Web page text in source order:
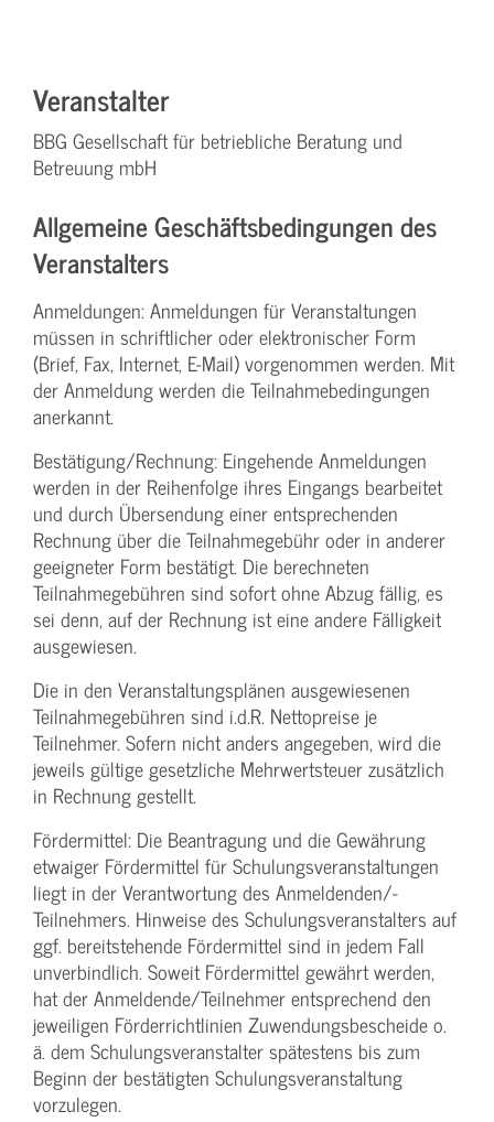
Veranstalter
BBG Gesellschaft für betriebliche Beratung und
Betreuung mbH
Allgemeine Geschäftsbedingungen des
Veranstalters
Anmeldungen: Anmeldungen für Veranstaltungen
müssen in schriftlicher oder elektronischer Form
(Brief, Fax, Internet, E-Mail) vorgenommen werden. Mit
der Anmeldung werden die Teilnahme­bedingungen
anerkannt.
Bestätigung­/Rechnung: Eingehende Anmeldungen
werden in der Reihenfolge ihres Eingangs bearbeitet
und durch Übersendung einer entsprechenden
Rechnung über die Teilnahmegebühr oder in anderer
geeigneter Form bestätigt. Die berechneten
Teilnahmegebühren sind sofort ohne Abzug fällig, es
sei denn, auf der Rechnung ist eine andere Fälligkeit
ausgewiesen.
Die in den Veranstaltungsplänen ausgewiesenen
Teilnahmegebühren sind i.d.R. Nettopreise je
Teilnehmer. Sofern nicht anders angegeben, wird die
jeweils gültige gesetzliche Mehrwertsteuer zusätzlich
in Rechnung gestellt.
Fördermittel: Die Beantragung und die Gewährung
etwaiger Fördermittel für Schulungs­veranstaltungen
liegt in der Verantwortung des Anmeldenden/­
Teilnehmers. Hinweise des Schulungs­veranstalters auf
ggf. bereitstehende Fördermittel sind in jedem Fall
unverbindlich. Soweit Fördermittel gewährt werden,
hat der Anmeldende/­Teilnehmer entsprechend den
jeweiligen Förderrichtlinien Zuwendungs­bescheide o.
ä. dem Schulungs­veranstalter spätestens bis zum
Beginn der bestätigten Schulungs­veranstaltung
vorzulegen.